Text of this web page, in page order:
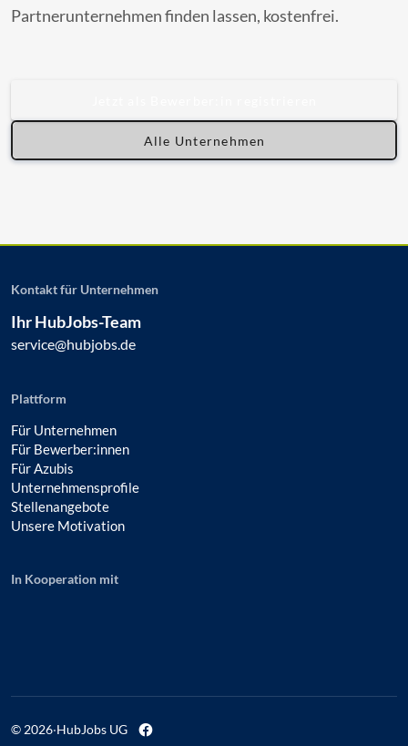
Partnerunternehmen finden lassen, kostenfrei.
Alle Unternehmen
Kontakt für Unternehmen
Ihr HubJobs-Team
service@hubjobs.de
Plattform
Für Unternehmen
Für Bewerber:innen
Für Azubis
Unternehmensprofile
Stellenangebote
Unsere Motivation
In Kooperation mit
© 2026·HubJobs UG